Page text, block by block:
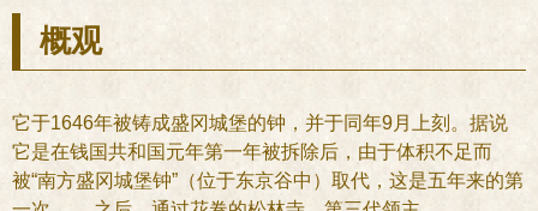
概观
它于1646年被铸成盛冈城堡的钟，并于同年9月上刻。据说
它是在钱国共和国元年第一年被拆除后，由于体积不足而
被“南方盛冈城堡钟”（位于东京谷中）取代，这是五年来的第